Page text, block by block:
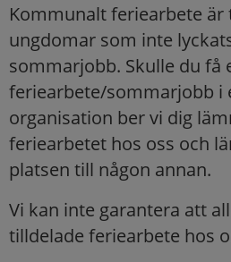
Kommunalt feriearbete är
ungdomar som inte
sommarjobb. Skulle du få
feriearbete/sommarjobb i
organisation ber vi dig
feriearbetet hos oss och
platsen till någon annan.
Vi kan inte garantera att
tilldelade feriearbete hos